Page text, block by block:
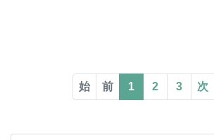
始 前 1 2 3 次